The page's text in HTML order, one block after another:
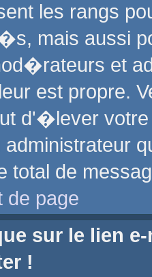
les rangs
mais aussi
et
est propre.
d'�lever
total de
de page
sur le lien
!